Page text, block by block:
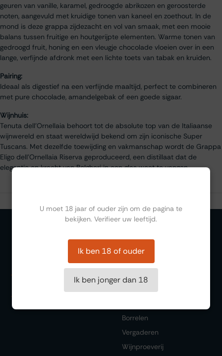
geuren van vanille, karamel, gedroogde abrikozen en geroosterde
noten, aangevuld met kruidige tonen van kaneel en zoethout. In de
mond is deze grappa zijdezacht en vol van smaak, met een mooie
balans tussen fruitige en houtgerijpte elementen. Warme tonen van
gedroogd fruit, honing en een vleugje chocolade vloeien over in een
lange, verfijnde afdronk met een lichte toets van tabak en kruiden.
Pairing:
Ideaal als digestief na een verfijnde maaltijd, perfect te combineren
met pure chocolade, amandelgebak of een goede sigaar.
Wijnhuis:
Tenuta dell'Ornellaia behoort tot de absolute top van de Italiaanse
wijnwereld en staat wereldwijd bekend om zijn iconische Super
Tuscans. Met dezelfde toewijding en vakmanschap wordt de Grappa
Eligo dell'Ornellaia Riserva geproduceerd, een distillaat dat de
elegantie en kracht van Bolgheri in een glas weet te vangen.
Organiseren
Zalen
Borrelen
Vergaderen
Wijnproeverij
U moet 18 jaar of ouder zijn om de pagina te
bekijken. Verifieer uw leeftijd.
Ik ben 18 of ouder
Ik ben jonger dan 18